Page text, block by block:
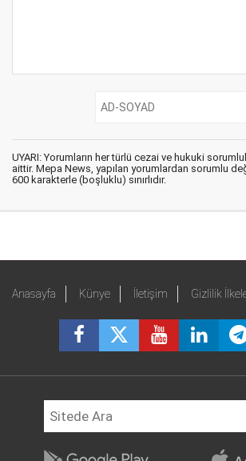
UYARI: Yorumların her türlü cezai ve hukuki
aittir. Mepa News, yapılan yorumlardan sorumlu
600 karakterle (boşluklu) sınırlıdır.
Anasayfa Künye İletişim Gizlilik